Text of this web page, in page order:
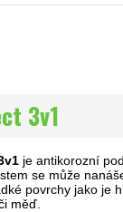
3v1
je antikorozní
se může
povrchy jako je
měď.